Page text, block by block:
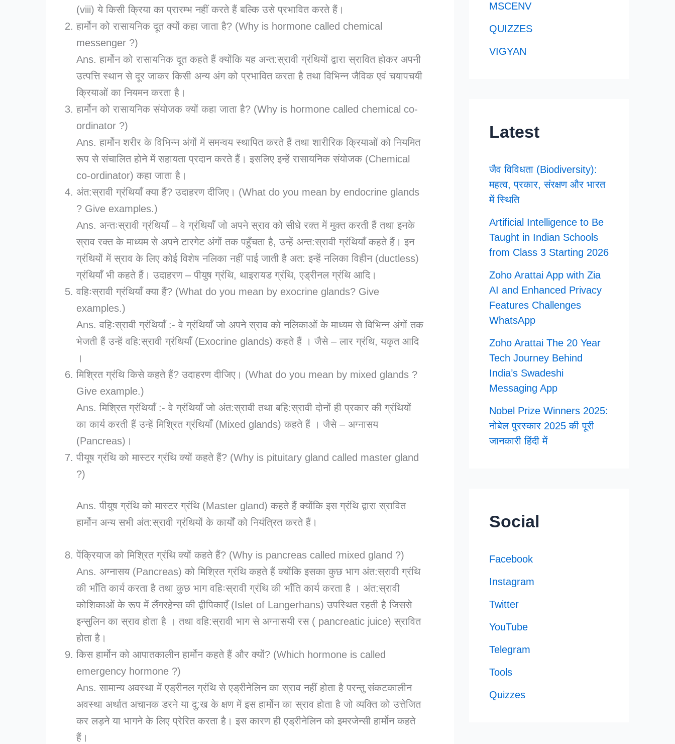
(viii) ये किसी क्रिया का प्रारम्भ नहीं करते हैं बल्कि उसे प्रभावित करते हैं।
हार्मोन को रासायनिक दूत क्यों कहा जाता है? (Why is hormone called chemical
messenger ?)
Ans. हार्मोन को रासायनिक दूत कहते हैं क्योंकि यह अन्त:स्रावी ग्रंथियों द्वारा स्रावित होकर अपनी
उत्पत्ति स्थान से दूर जाकर किसी अन्य अंग को प्रभावित करता है तथा विभिन्न जैविक एवं चयापचयी
क्रियाओं का नियमन करता है।
हार्मोन को रासायनिक संयोजक क्यों कहा जाता है? (Why is hormone called chemical co-
ordinator ?)
Ans. हार्मोन शरीर के विभिन्न अंगों में समन्वय स्थापित करते हैं तथा शारीरिक क्रियाओं को नियमित
रूप से संचालित होने में सहायता प्रदान करते हैं। इसलिए इन्हें रासायनिक संयोजक (Chemical
co-ordinator) कहा जाता है।
अंत:स्रावी ग्रंथियाँ क्या हैं? उदाहरण दीजिए। (What do you mean by endocrine glands
? Give examples.)
Ans. अन्तःस्रावी ग्रंथियाँ – वे ग्रंथियाँ जो अपने स्राव को सीधे रक्त में मुक्त करती हैं तथा इनके
स्राव रक्त के माध्यम से अपने टारगेट अंगों तक पहुँचता है, उन्हें अन्त:स्रावी ग्रंथियाँ कहते हैं। इन
ग्रंथियों में स्राव के लिए कोई विशेष नलिका नहीं पाई जाती है अत: इन्हें नलिका विहीन (ductless)
ग्रंथियाँ भी कहते हैं। उदाहरण – पीयुष ग्रंथि, थाइरायड ग्रंथि, एड्रीनल ग्रंथि आदि।
वहिःस्रावी ग्रंथियाँ क्या हैं? (What do you mean by exocrine glands? Give
examples.)
Ans. वहिःस्रावी ग्रंथियाँ :- वे ग्रंथियाँ जो अपने स्राव को नलिकाओं के माध्यम से विभिन्न अंगों तक
भेजती हैं उन्हें वहि:स्रावी ग्रंथियाँ (Exocrine glands) कहते हैं । जैसे – लार ग्रंथि, यकृत आदि
।
मिश्रित ग्रंथि किसे कहते हैं? उदाहरण दीजिए। (What do you mean by mixed glands ?
Give example.)
Ans. मिश्रित ग्रंथियाँ :- वे ग्रंथियाँ जो अंत:स्रावी तथा बहि:स्रावी दोनों ही प्रकार की ग्रंथियों
का कार्य करती हैं उन्हें मिश्रित ग्रंथियाँ (Mixed glands) कहते हैं । जैसे – अग्नासय
(Pancreas)।
पीयूष ग्रंथि को मास्टर ग्रंथि क्यों कहते हैं? (Why is pituitary gland called master gland
?)
Ans. पीयुष ग्रंथि को मास्टर ग्रंथि (Master gland) कहते हैं क्योंकि इस ग्रंथि द्वारा स्रावित
हार्मोन अन्य सभी अंत:स्रावी ग्रंथियों के कार्यों को नियंत्रित करते हैं।
पेंक्रियाज को मिश्रित ग्रंथि क्यों कहते हैं? (Why is pancreas called mixed gland ?)
Ans. अग्नासय (Pancreas) को मिश्रित ग्रंथि कहते हैं क्योंकि इसका कुछ भाग अंत:स्रावी ग्रंथि
की भाँति कार्य करता है तथा कुछ भाग वहिःस्रावी ग्रंथि की भाँति कार्य करता है । अंत:स्रावी
कोशिकाओं के रूप में लैंगरहेन्स की द्वीपिकाएँ (Islet of Langerhans) उपस्थित रहती है जिससे
इन्सुलिन का स्राव होता है । तथा वहि:स्रावी भाग से अग्नासयी रस ( pancreatic juice) स्रावित
होता है।
किस हार्मोन को आपातकालीन हार्मोन कहते हैं और क्यों? (Which hormone is called
emergency hormone ?)
Ans. सामान्य अवस्था में एड्रीनल ग्रंथि से एड्रीनेलिन का स्राव नहीं होता है परन्तु संकटकालीन
अवस्था अर्थात अचानक डरने या दु:ख के क्षण में इस हार्मोन का स्राव होता है जो व्यक्ति को उत्तेजित
कर लड़ने या भागने के लिए प्रेरित करता है। इस कारण ही एड्रीनेलिन को इमरजेन्सी हार्मोन कहते
हैं।
MSCENV
QUIZZES
VIGYAN
Latest
जैव विविधता (Biodiversity):
महत्व, प्रकार, संरक्षण और भारत
में स्थिति
Artificial Intelligence to Be
Taught in Indian Schools
from Class 3 Starting 2026
Zoho Arattai App with Zia
AI and Enhanced Privacy
Features Challenges
WhatsApp
Zoho Arattai The 20 Year
Tech Journey Behind
India’s Swadeshi
Messaging App
Nobel Prize Winners 2025:
नोबेल पुरस्कार 2025 की पूरी
जानकारी हिंदी में
Social
Facebook
Instagram
Twitter
YouTube
Telegram
Tools
Quizzes